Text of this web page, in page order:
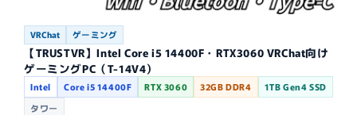
VRChat ゲーミング
【TRUSTVR】Intel Core i5 14400F・RTX3060 VRChat向け
ゲーミングPC（T-14V4）
Intel Core i5 14400F RTX 3060 32GB DDR4
1TB Gen4 SSD
タワー